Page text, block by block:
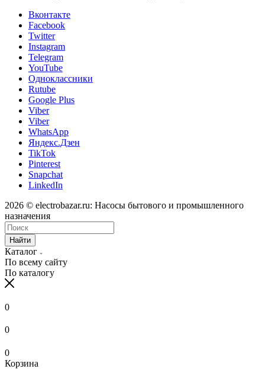
Вконтакте
Facebook
Twitter
Instagram
Telegram
YouTube
Одноклассники
Rutube
Google Plus
Viber
Viber
WhatsApp
Яндекс.Дзен
TikTok
Pinterest
Snapchat
LinkedIn
2026 © electrobazar.ru: Насосы бытового и промышленного
назначения
Найти
Каталог
По всему сайту
По каталогу
0
0
0
Корзина